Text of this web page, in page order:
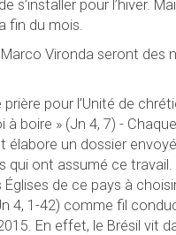
pour l’hiver.
fin du mois.
Vironda seront des
pour l’Unité de
boire » (Jn 4, 7) -
un dossier
qui ont assumé ce
de ce pays à
4, 1-42) comme fil
En effet, le Brésil vit